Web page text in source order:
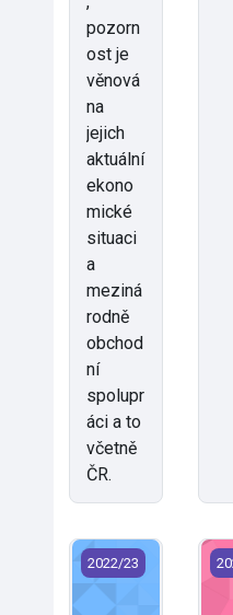
pozorn
ost je
věnová
na
jejich
aktuální
ekono
mické
situaci
a
meziná
rodně
obchod
ní
spolupr
áci a to
včetně
ČR.
KMG/MAR -
2022/23